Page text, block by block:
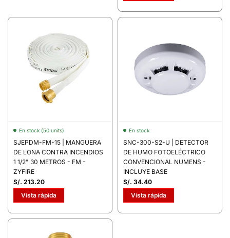
En stock (50 units)
SJEPDM-FM-15 | MANGUERA
DE LONA CONTRA INCENDIOS
1 1/2" 30 METROS - FM -
ZYFIRE
S/. 213.20
Vista rápida
En stock
SNC-300-S2-U | DETECTOR
DE HUMO FOTOELÉCTRICO
CONVENCIONAL NUMENS -
INCLUYE BASE
S/. 34.40
Vista rápida